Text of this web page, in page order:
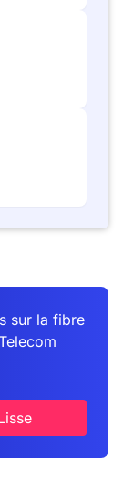
sur la fibre